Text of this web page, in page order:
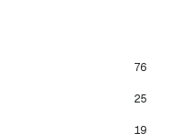
76
25
19